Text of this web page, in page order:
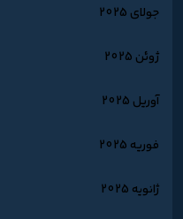
جولای 2025
ژوئن 2025
آوریل 2025
فوریه 2025
ژانویه 2025